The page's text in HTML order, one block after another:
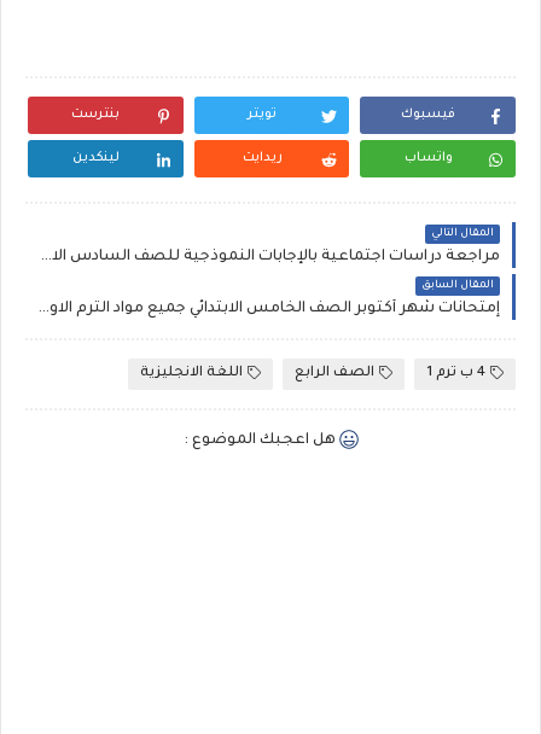
فيسبوك تويتر بنترست
واتساب ريدايت لينكدين
المقال التالي
مراجعة دراسات اجتماعية بالإجابات النموذجية للصف السادس الابتدائي الترم الاول لشهر أكتوبر اعداد أستاذ أحمد المراكبي.
المقال السابق
إمتحانات شهر أكتوبر الصف الخامس الابتدائي جميع مواد الترم الاول PDF
4 ب ترم 1 الصف الرابع اللغة الانجليزية
هل اعجبك الموضوع :